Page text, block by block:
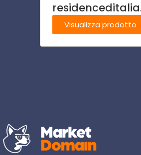
Visualizza prodotto